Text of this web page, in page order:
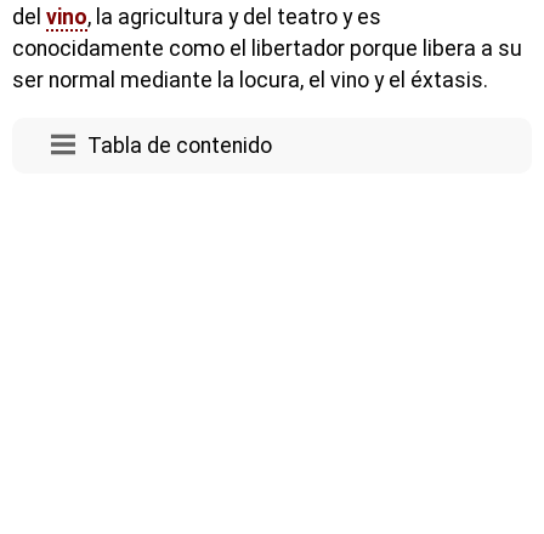
del vino, la agricultura y del teatro y es
conocidamente como el libertador porque libera a su
ser normal mediante la locura, el vino y el éxtasis.
Tabla de contenido